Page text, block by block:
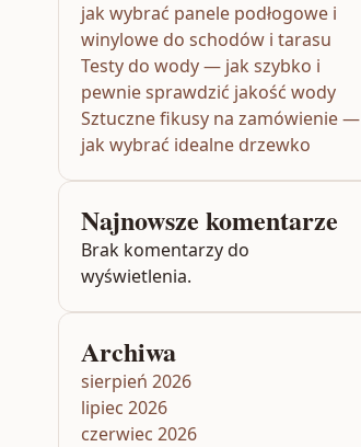
jak wybrać panele podłogowe i
winylowe do schodów i tarasu
Testy do wody — jak szybko i
pewnie sprawdzić jakość wody
Sztuczne fikusy na zamówienie —
jak wybrać idealne drzewko
Najnowsze komentarze
Brak komentarzy do
wyświetlenia.
Archiwa
sierpień 2026
lipiec 2026
czerwiec 2026